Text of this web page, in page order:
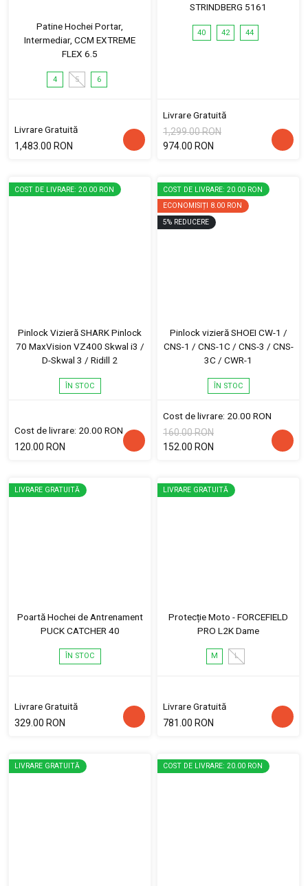
Patine Hochei Portar,
Intermediar, CCM EXTREME
FLEX 6.5
4 5 6
Livrare Gratuită
1,483.00 RON
STRINDBERG 5161
40 42 44
Livrare Gratuită
1,299.00 RON
974.00 RON
COST DE LIVRARE: 20.00 RON
Pinlock Vizieră SHARK Pinlock
70 MaxVision VZ400 Skwal i3 /
D-Skwal 3 / Ridill 2
ÎN STOC
Cost de livrare: 20.00 RON
120.00 RON
COST DE LIVRARE: 20.00 RON
ECONOMISIȚI 8.00 RON
5% REDUCERE
Pinlock vizieră SHOEI CW-1 /
CNS-1 / CNS-1C / CNS-3 / CNS-
3C / CWR-1
ÎN STOC
Cost de livrare: 20.00 RON
160.00 RON
152.00 RON
LIVRARE GRATUITĂ
Poartă Hochei de Antrenament
PUCK CATCHER 40
ÎN STOC
Livrare Gratuită
329.00 RON
LIVRARE GRATUITĂ
Protecție Moto - FORCEFIELD
PRO L2K Dame
M L
Livrare Gratuită
781.00 RON
LIVRARE GRATUITĂ COST DE LIVRARE: 20.00 RON